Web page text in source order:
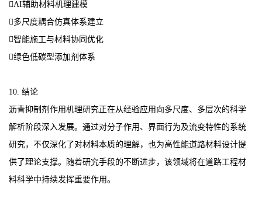
AI辅助材料机理建模
多尺度耦合仿真体系建立
智能施工与材料协同优化
绿色低碳型添加剂体系
10. 结论
沥青抑制剂作用机理研究正在从经验应用向多尺度、多层次的科学
解析阶段深入发展。通过对分子作用、界面行为及流变特性的系统
研究，不仅深化了对材料本质的理解，也为高性能道路材料设计提
供了理论支撑。随着研究手段的不断进步，该领域将在道路工程材
料科学中持续发挥重要作用。